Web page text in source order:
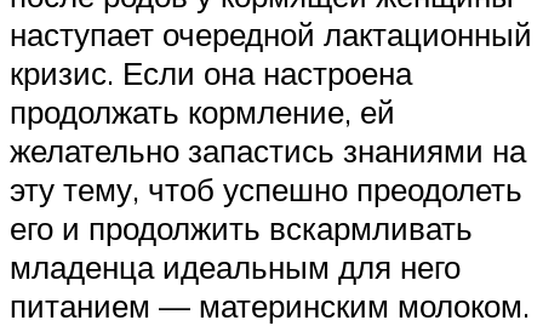
наступает очередной лактационный
кризис. Если она настроена
продолжать кормление, ей
желательно запастись знаниями на
эту тему, чтоб успешно преодолеть
его и продолжить вскармливать
младенца идеальным для него
питанием — материнским молоком.